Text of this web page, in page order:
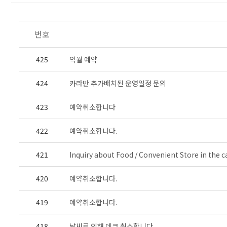
번호
425 익월 예약
424 카라반 추가배치된 운영일정 문의
423 예약취소합니다
422 예약취소합니다.
421 Inquiry about Food / Convenient Store in the
420 예약취소합니다.
419 예약취소합니다.